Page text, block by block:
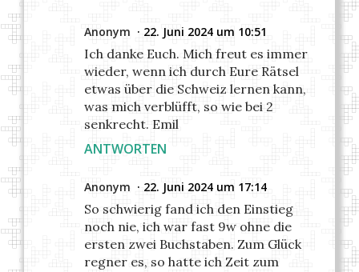
Anonym 22. Juni 2024 um 10:51
Ich danke Euch. Mich freut es immer
wieder, wenn ich durch Eure Rätsel
etwas über die Schweiz lernen kann,
was mich verblüfft, so wie bei 2
senkrecht. Emil
ANTWORTEN
Anonym 22. Juni 2024 um 17:14
So schwierig fand ich den Einstieg
noch nie, ich war fast 9w ohne die
ersten zwei Buchstaben. Zum Glück
regner es, so hatte ich Zeit zum